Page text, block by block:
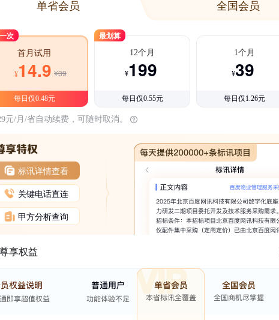
单省会员 全国会员
次
首月试用
¥14.9 ¥39
每日仅0.48元
最划算
12个月
¥199
每日仅0.55元
1个月
¥39
每日仅1.26元
元/月/省自动续费，可随时取消。
标讯详情查看
关键电话直连
甲方分析查询
享权益